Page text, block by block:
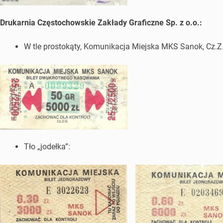
Drukarnia Częstochowskie Zakłady Graficzne Sp. z o.o.:
W tle prostokąty, Komunikacja Miejska MKS Sanok,
Tło „jodełka”: